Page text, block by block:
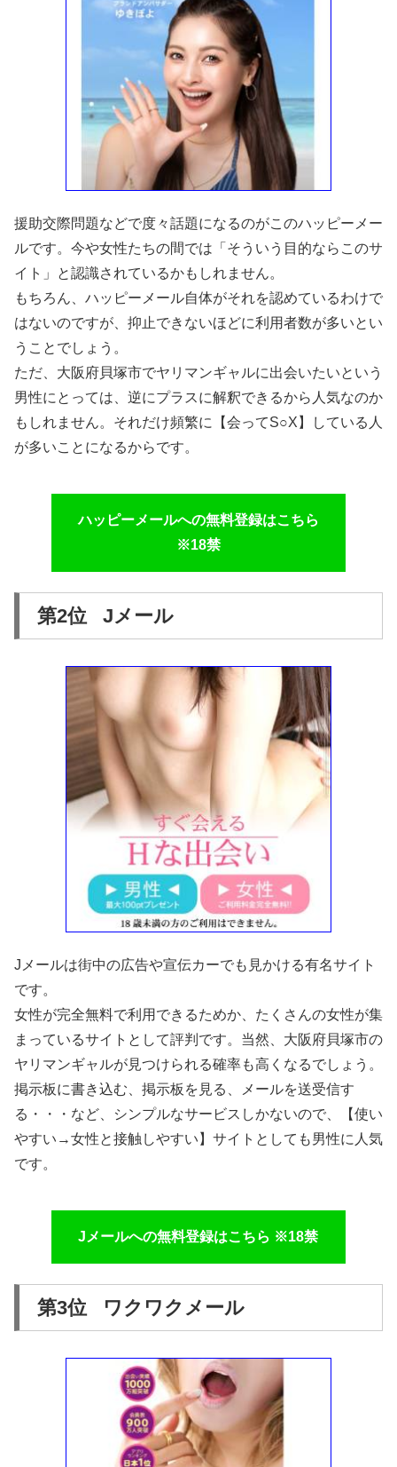
援助交際問題などで度々話題になるのがこのハッピーメー
ルです。今や女性たちの間では「そういう目的ならこのサ
イト」と認識されているかもしれません。
もちろん、ハッピーメール自体がそれを認めているわけで
はないのですが、抑止できないほどに利用者数が多いとい
うことでしょう。
ただ、大阪府貝塚市でヤリマンギャルに出会いたいという
男性にとっては、逆にプラスに解釈できるから人気なのか
もしれません。それだけ頻繁に【会ってS○X】している人
が多いことになるからです。
ハッピーメールへの無料登録はこちら
※18禁
第2位 Jメール
Jメールは街中の広告や宣伝カーでも見かける有名サイト
です。
女性が完全無料で利用できるためか、たくさんの女性が集
まっているサイトとして評判です。当然、大阪府貝塚市の
ヤリマンギャルが見つけられる確率も高くなるでしょう。
掲示板に書き込む、掲示板を見る、メールを送受信す
る・・・など、シンプルなサービスしかないので、【使い
やすい→女性と接触しやすい】サイトとしても男性に人気
です。
Jメールへの無料登録はこちら ※18禁
第3位 ワクワクメール